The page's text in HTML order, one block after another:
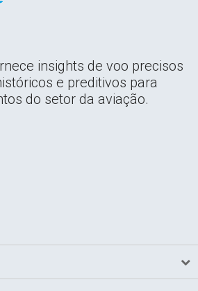
insights de voo precisos
e preditivos para
do setor da aviação.